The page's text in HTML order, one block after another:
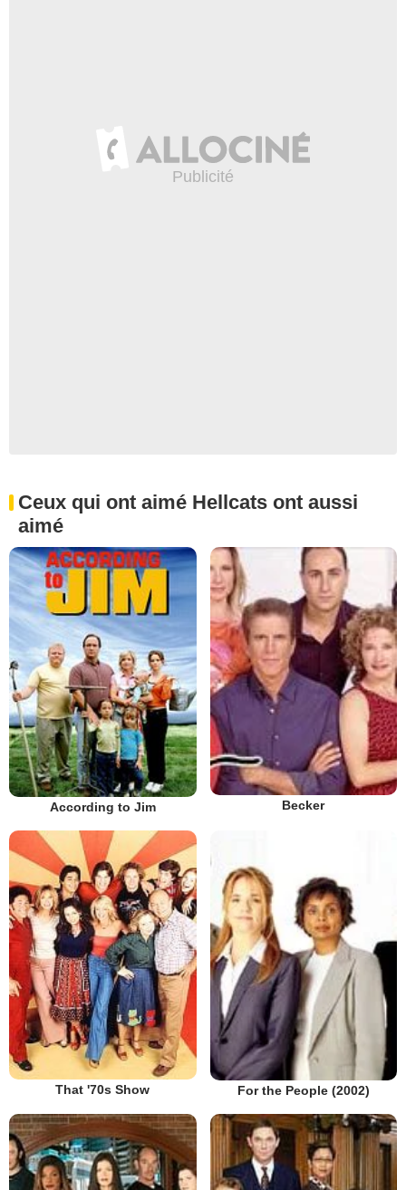
Ceux qui ont aimé Hellcats ont aussi
aimé
According to Jim Becker
That '70s Show For the People (2002)